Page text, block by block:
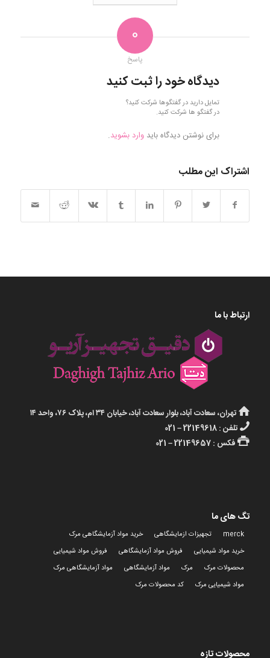
0
پاسخ
دیدگاه خود را ثبت کنید
تمایل دارید در گفتگوها شرکت کنید؟
در گفتگو ها شرکت کنید.
برای نوشتن دیدگاه باید وارد بشوید.
اشتراک این مطلب
ارتباط با ما
تهران، سعادت آباد، بلوار سعادت آباد، خیابان ۳۴ ام، پلاک ۷۶، واحد ۱۴
تلفن : 22149618 – 021
فکس : 22149657 – 021
تگ های ما
merck تجهیزات ازمایشگاهی
خرید مواد آزمایشگاهی مرک
خرید مواد شیمیایی
فروش مواد آزمایشگاهی
فروش مواد شیمیایی
محصولات مرک
مرک مواد آزمایشگاهی
مواد آزمایشگاهی مرک
مواد شیمیایی مرک
کد محصولات مرک
محصولات تازه